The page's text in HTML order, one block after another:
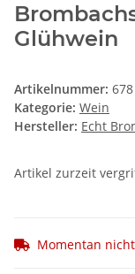
Glühwein
Artikelnummer: 678
Kategorie: Wein
Hersteller: Echt
Artikel zurzeit
Momentan